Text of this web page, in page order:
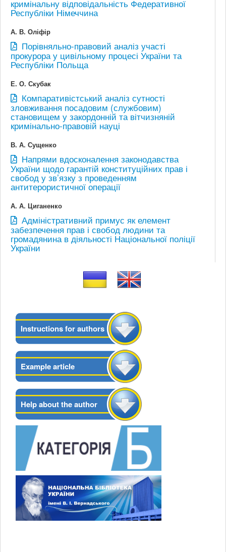
кримінальну відповідальність Федеративної
Республіки Німеччина
А. В. Оліфір
Порівняльно-правовий аналіз участі
прокурора у цивільному процесі України та
Республіки Польща
Е. О. Скубак
Компаративістський аналіз сутності
зловживання посадовим (службовим)
становищем у закордонній та вітчизняній
кримінально-правовій науці
В. А. Сущенко
Напрями вдосконалення законодавства
України щодо гарантій конституційних прав і
свобод у зв’язку з проведенням
антитерористичної операції
А. А. Циганенко
Адміністративний примус як елемент
забезпечення прав і свобод людини та
громадянина в діяльності Національної поліції
України
Instructions for authors
Example article
Help about the author